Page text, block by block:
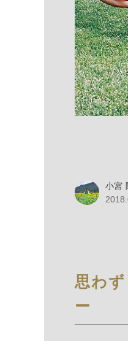
小宮
思わ
ー